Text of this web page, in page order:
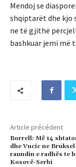
Mendoj se
shqiptarët dhe kjo
ne të gjithë
bashkuar jemi më
Article précédent
Borrell: Më 14
dhe Vucic ne Bruksel
raundin e radhës te
Kosovë-Serbi